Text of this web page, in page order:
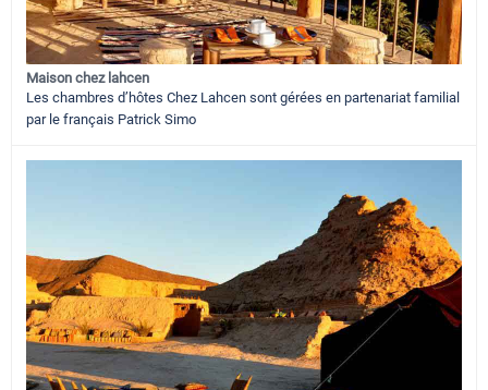
Maison chez lahcen
Les chambres d’hôtes Chez Lahcen sont gérées en partenariat familial
par le français Patrick Simo